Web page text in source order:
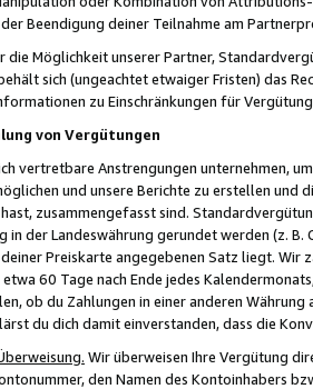
Beendigung deiner Teilnahme am
die Möglichkeit unserer Partner,
sich (ungeachtet etwaiger Fristen) das
zu Einschränkungen für
von Vergütungen
vertretbare Anstrengungen unternehmen,
und unsere Berichte zu erstellen und
zusammengefasst sind.
in der Landeswährung gerundet werden (z.
Preiskarte angegebenen Satz liegt.
60 Tage nach Ende jedes
ob du Zahlungen in einer anderen
du dich damit einverstanden, dass die
Wir überweisen Ihre Vergütung
den Namen des Kontoinhabers